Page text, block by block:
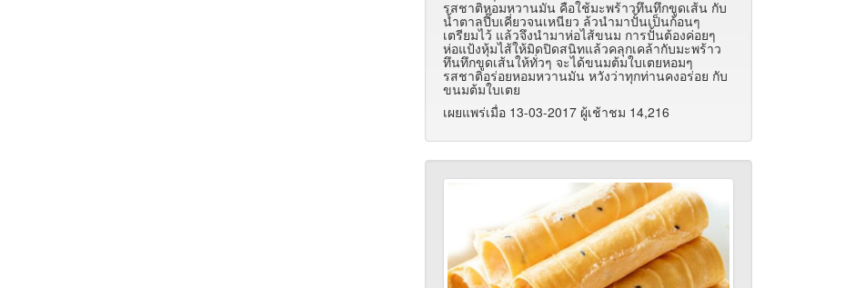
รสชาติหอมหวานมัน คือใช้มะพร้าวทึนทึกขูดเส้น กับ
น้ำตาลปี๊บเคี่ยวจนเหนียว ล้วนำมาปั้นเป็นก้อนๆ
เตรียมไว้ แล้วจึงนำมาห่อไส้ขนม การปั้นต้องค่อยๆ
ห่อแป้งหุ้มไส้ให้มิดปิดสนิทแล้วคลุกเคล้ากับมะพร้าว
ทึนทึกขูดเส้นให้ทั่วๆ จะได้ขนมต้มใบเตยหอมๆ
รสชาติอร่อยหอมหวานมัน หวังว่าทุกท่านคงอร่อย กับ
ขนมต้มใบเตย
เผยแพร่เมื่อ 13-03-2017 ผู้เช้าชม 14,216